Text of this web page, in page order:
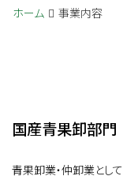
ホーム 事業内容
国産青果卸部門
青果卸業・仲卸業とし